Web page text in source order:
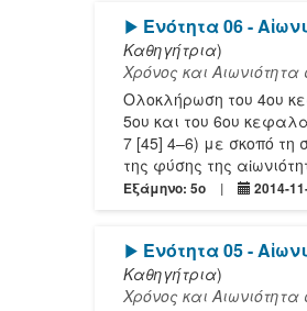
[Play]
Ενότητα 06 -
Καθηγήτρια)
Χρόνος και
Ολοκλήρωση του 4ου
5ου και του 6ου
7 [45] 4–6) με σκοπό τη
της φύσης της
Εξάμηνο: 5o 2014-
[Play]
Ενότητα 05 -
Καθηγήτρια)
Χρόνος και